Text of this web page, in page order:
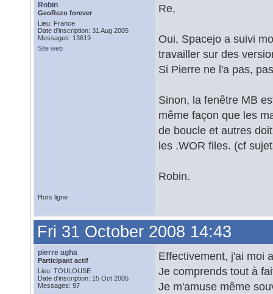
Robin
GeoRezo forever
Lieu: France
Date d'inscription: 31 Aug 2005
Messages: 13619
Site web
Re,
Oui, Spacejo a suivi
travailler sur des
Si Pierre ne l'a pas,
Sinon, la fenêtre MB
même façon que les
de boucle et autres
les .WOR files. (cf
Robin.
Hors ligne
Fri 31 October 2008 14:43
pierre agha
Participant actif
Lieu: TOULOUSE
Date d'inscription: 15 Oct 2005
Messages: 97
Effectivement, j'ai moi
Je comprends tout à
Je m'amuse même